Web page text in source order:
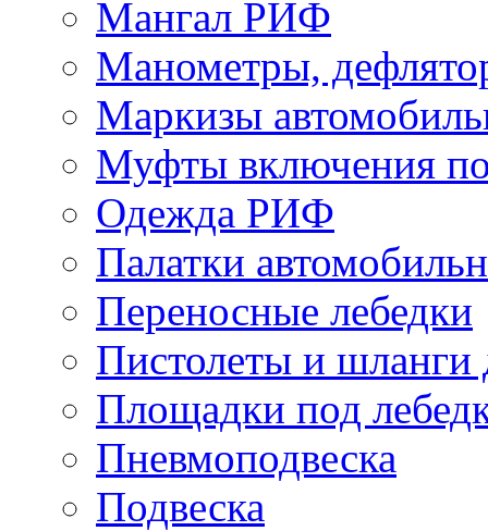
Мангал РИФ
Манометры,
Маркизы
Муфты включения
Одежда РИФ
Палатки
Переносные лебедки
Пистолеты и шланги
Площадки под
Пневмоподвеска
Подвеска